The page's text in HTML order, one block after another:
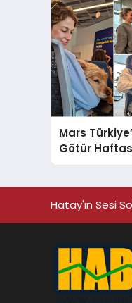
Mars
Götür
Hatay'ın Sesi